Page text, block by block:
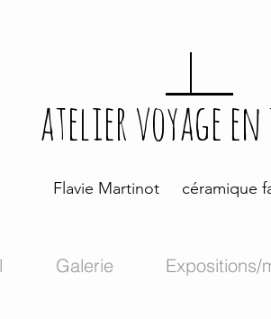
atelier voyage
Flavie Martinot céramique
Galerie Expositions/